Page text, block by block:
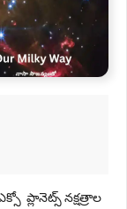
ప్లానెట్స్ నక్షత్రాల